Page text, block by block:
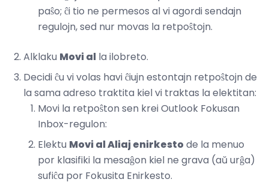
paŝo; ĉi tio ne permesos al vi agordi sendajn
regulojn, sed nur movas la retpoŝtojn.
Alklaku Movi al la ilobreto.
Decidi ĉu vi volas havi ĉiujn estontajn retpoŝtojn de
la sama adreso traktita kiel vi traktas la elektitan:
Movi la retpoŝton sen krei Outlook Fokusan
Inbox-regulon:
Elektu Movi al Aliaj enirkestode la menuo
por klasifiki la mesaĝon kiel ne grava (aŭ urĝa)
sufiĉa por Fokusita Enirkesto.